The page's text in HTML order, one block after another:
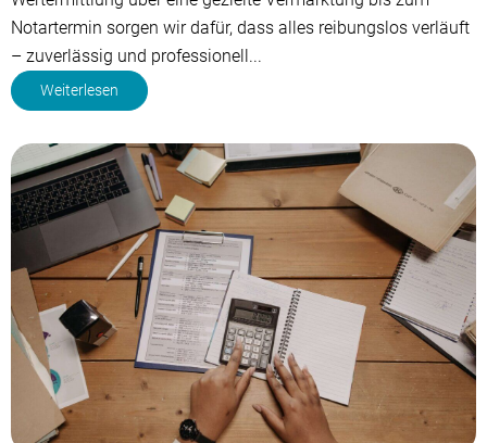
Notartermin sorgen wir dafür, dass alles reibungslos verläuft
– zuverlässig und professionell...
Weiterlesen